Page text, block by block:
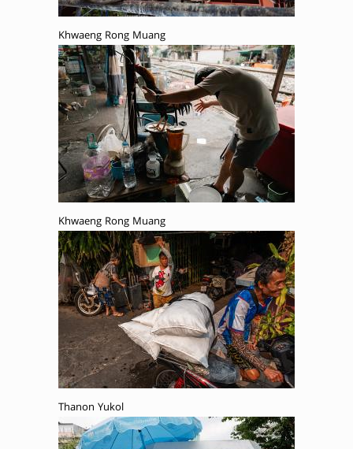
Khwaeng Rong Muang
Khwaeng Rong Muang
Thanon Yukol